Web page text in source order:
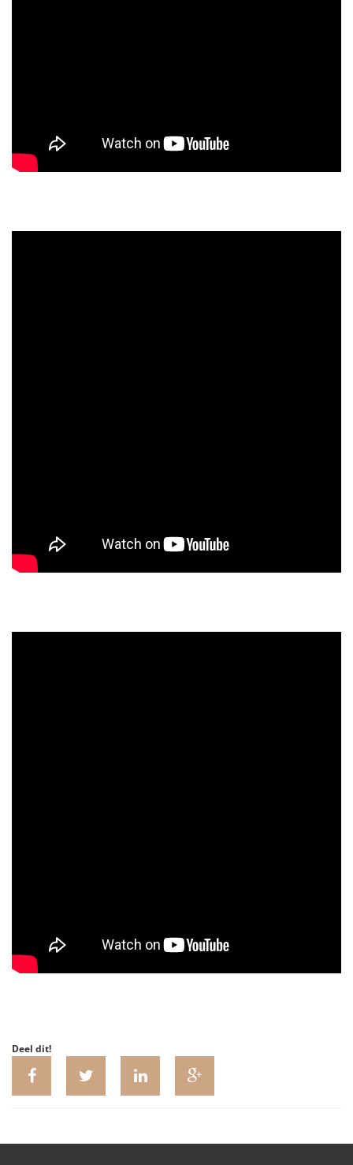
Deel dit!